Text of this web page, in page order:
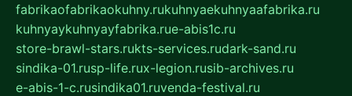
fabrikaofabrikaokuhny.rukuhnyaekuhnyaafabrika.ru
kuhnyaykuhnyayfabrika.rue-abis1c.ru
store-brawl-stars.rukts-services.rudark-sand.ru
sindika-01.rusp-life.rux-legion.rusib-archives.ru
e-abis-1-c.rusindika01.ruvenda-festival.ru